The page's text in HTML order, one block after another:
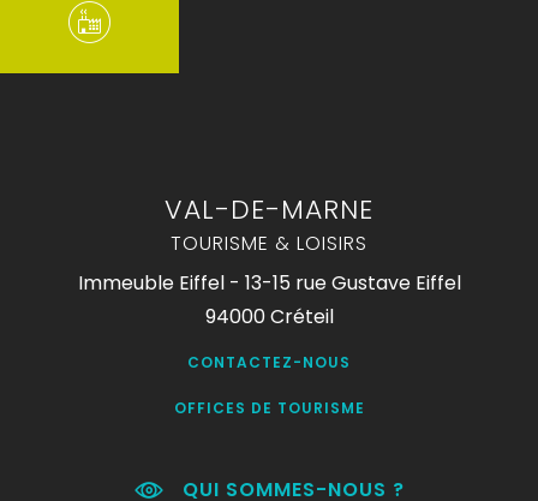
VAL-DE-MARNE
TOURISME & LOISIRS
Immeuble Eiffel - 13-15 rue Gustave Eiffel
94000 Créteil
CONTACTEZ-NOUS
OFFICES DE TOURISME
QUI SOMMES-NOUS ?